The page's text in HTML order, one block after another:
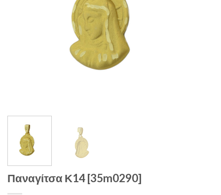
Παναγίτσα Κ14 [35m0290]